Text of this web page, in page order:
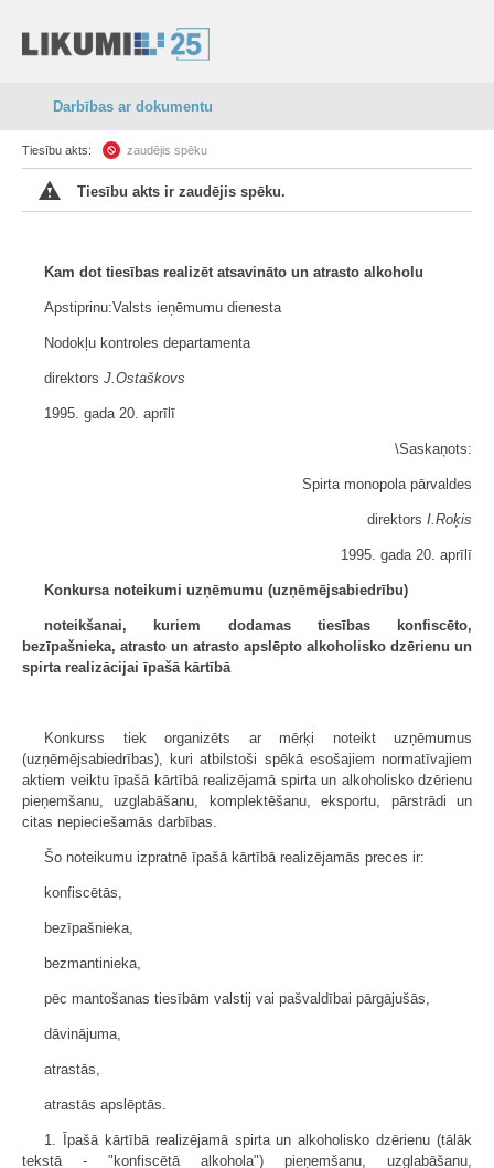
Darbības ar dokumentu
Tiesību akts: zaudējis spēku
Tiesību akts ir zaudējis spēku.
Kam dot tiesības realizēt atsavināto un atrasto alkoholu
Apstiprinu:Valsts ieņēmumu dienesta
Nodokļu kontroles departamenta
direktors J.Ostaškovs
1995. gada 20. aprīlī
\Saskaņots:
Spirta monopola pārvaldes
direktors I.Roķis
1995. gada 20. aprīlī
Konkursa noteikumi uzņēmumu (uzņēmējsabiedrību)
noteikšanai, kuriem dodamas tiesības konfiscēto,
bezīpašnieka, atrasto un atrasto apslēpto alkoholisko dzērienu un
spirta realizācijai īpašā kārtībā
Konkurss tiek organizēts ar mērķi noteikt uzņēmumus
(uzņēmējsabiedrības), kuri atbilstoši spēkā esošajiem normatīvajiem
aktiem veiktu īpašā kārtībā realizējamā spirta un alkoholisko dzērienu
pieņemšanu, uzglabāšanu, komplektēšanu, eksportu, pārstrādi un
citas nepieciešamās darbības.
Šo noteikumu izpratnē īpašā kārtībā realizējamās preces ir:
konfiscētās,
bezīpašnieka,
bezmantinieka,
pēc mantošanas tiesībām valstij vai pašvaldībai pārgājušās,
dāvinājuma,
atrastās,
atrastās apslēptās.
1. Īpašā kārtībā realizējamā spirta un alkoholisko dzērienu (tālāk
tekstā - "konfiscētā alkohola") pieņemšanu, uzglabāšanu,